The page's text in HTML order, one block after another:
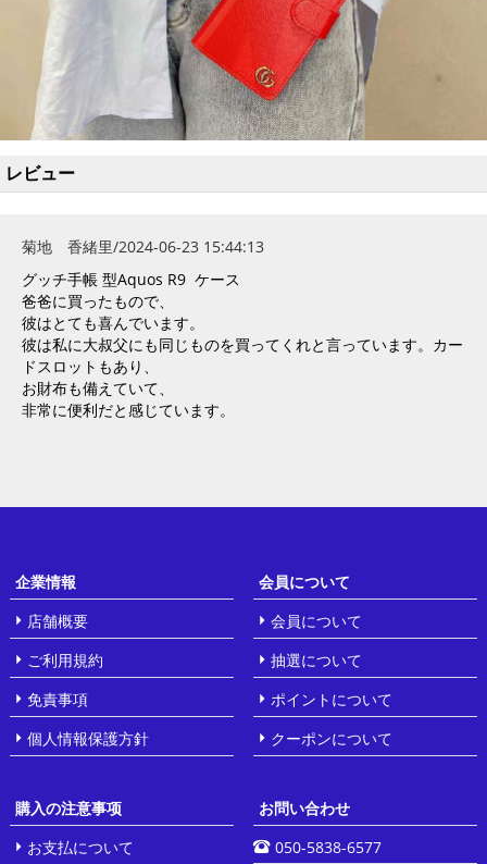
レビュー
菊地 香緒里/2024-06-23 15:44:13
グッチ手帳 型Aquos R9 ケース
爸爸に買ったもので、
彼はとても喜んでいます。
彼は私に大叔父にも同じものを買ってくれと言っています。カー
ドスロットもあり、
お財布も備えていて、
非常に便利だと感じています。
企業情報
店舗概要
ご利用規約
免責事項
個人情報保護方針
会員について
会員について
抽選について
ポイントについて
クーポンについて
購入の注意事项
お支払について
お問い合わせ
050-5838-6577